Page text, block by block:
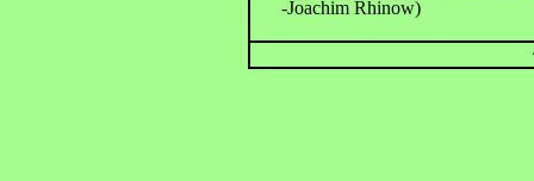
-Joachim Rhinow)